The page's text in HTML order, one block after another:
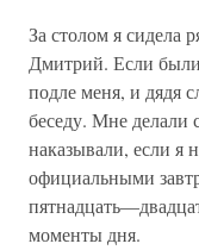
За столом я сидела
Дмитрий. Если были
подле меня, и дядя
беседу. Мне делали
наказывали, если я
официальными
моменты дня.